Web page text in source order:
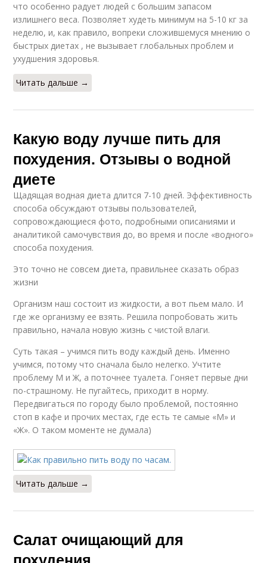
что особенно радует людей с большим запасом
излишнего веса. Позволяет худеть минимум на 5-10 кг за
неделю, и, как правило, вопреки сложившемуся мнению о
быстрых диетах , не вызывает глобальных проблем и
ухудшения здоровья.
Читать дальше →
Какую воду лучше пить для
похудения. Отзывы о водной
диете
Щадящая водная диета длится 7-10 дней. Эффективность
способа обсуждают отзывы пользователей,
сопровождающиеся фото, подробными описаниями и
аналитикой самочувствия до, во время и после «водного»
способа похудения.
Это точно не совсем диета, правильнее сказать образ
жизни
Организм наш состоит из жидкости, а вот пьем мало. И
где же организму ее взять. Решила попробовать жить
правильно, начала новую жизнь с чистой влаги.
Суть такая – учимся пить воду каждый день. Именно
учимся, потому что сначала было нелегко. Учтите
проблему М и Ж, а поточнее туалета. Гоняет первые дни
по-страшному. Не пугайтесь, приходит в норму.
Передвигаться по городу было проблемой, постоянно
стоп в кафе и прочих местах, где есть те самые «М» и
«Ж». О таком моменте не думала)
Читать дальше →
Салат очищающий для